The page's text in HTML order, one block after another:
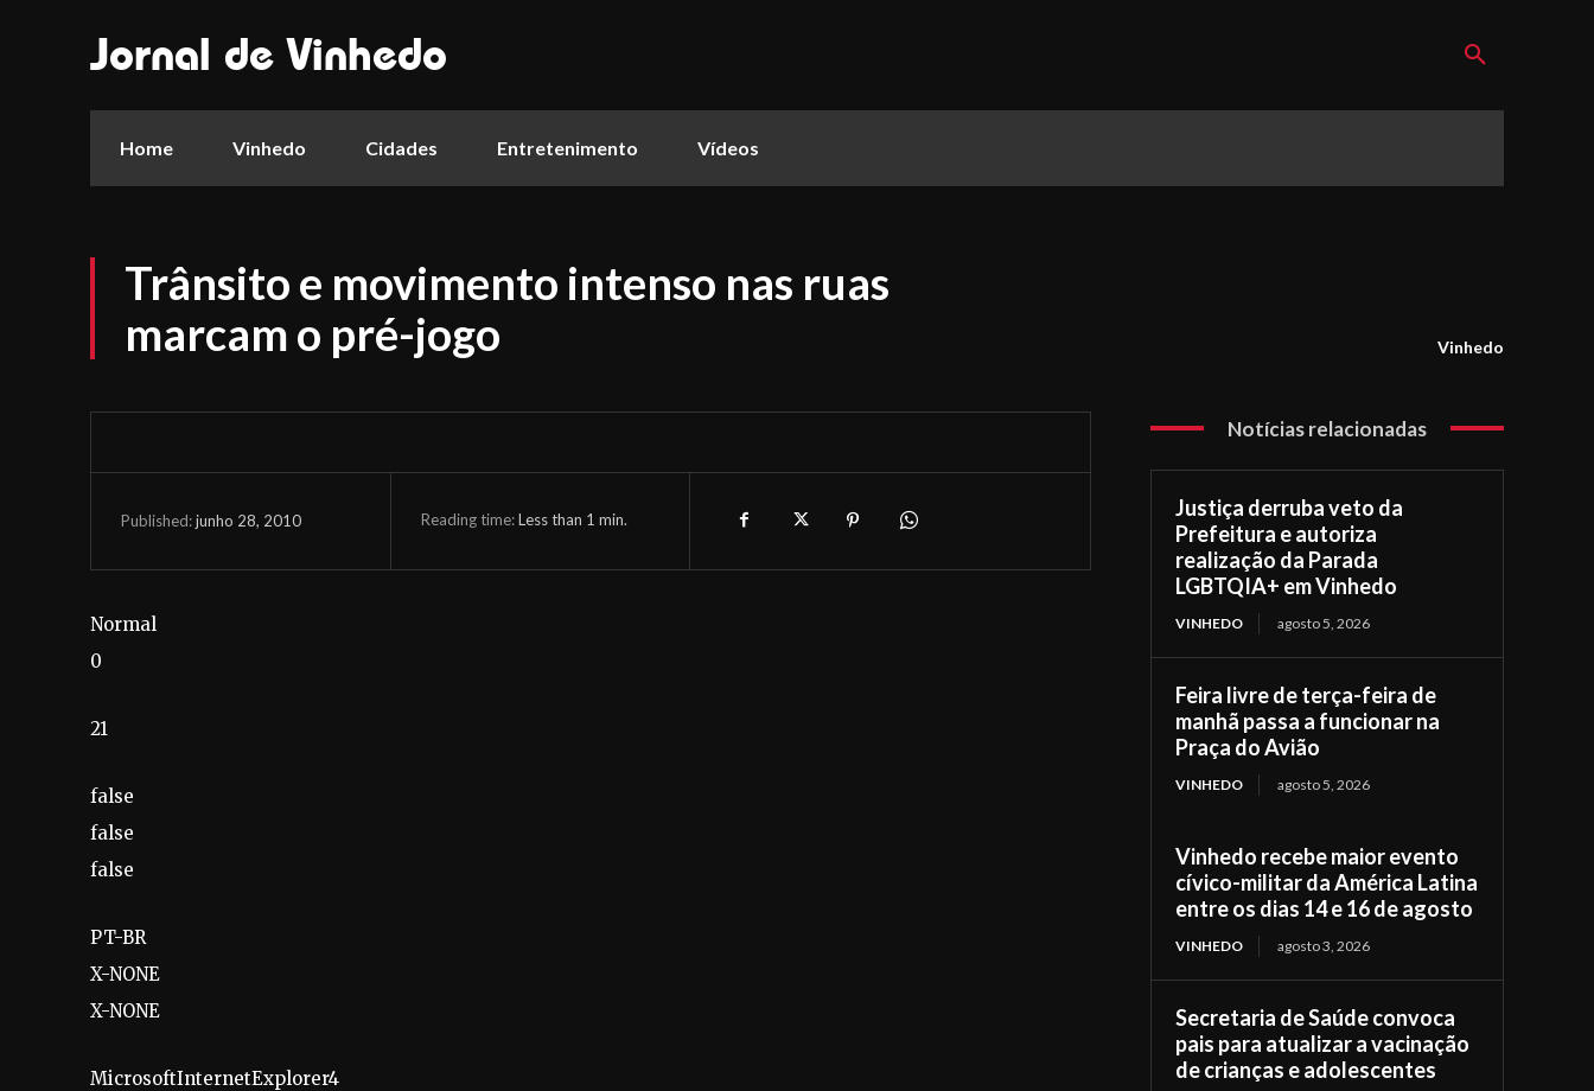
Jornal de Vinhedo
Home Vinhedo Cidades Entretenimento Vídeos
Trânsito e movimento intenso nas ruas
marcam o pré-jogo
Vinhedo
Published:junho 28, 2010 Reading time:Less than 1 min.
Normal
0
21
false
false
false
PT-BR
X-NONE
X-NONE
MicrosoftInternetExplorer4
Notícias relacionadas
Justiça derruba veto da
Prefeitura e autoriza
realização da Parada
LGBTQIA+ em Vinhedo
VINHEDO agosto 5, 2026
Feira livre de terça-feira de
manhã passa a funcionar na
Praça do Avião
VINHEDO agosto 5, 2026
Vinhedo recebe maior evento
cívico-militar da América Latina
entre os dias 14 e 16 de agosto
VINHEDO agosto 3, 2026
Secretaria de Saúde convoca
pais para atualizar a vacinação
de crianças e adolescentes